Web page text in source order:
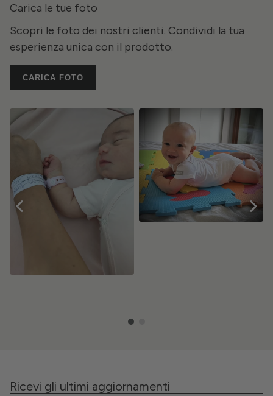
Carica le tue foto
Scopri le foto dei nostri clienti. Condividi la tua
esperienza unica con il prodotto.
CARICA FOTO
Ricevi gli ultimi aggiornamenti